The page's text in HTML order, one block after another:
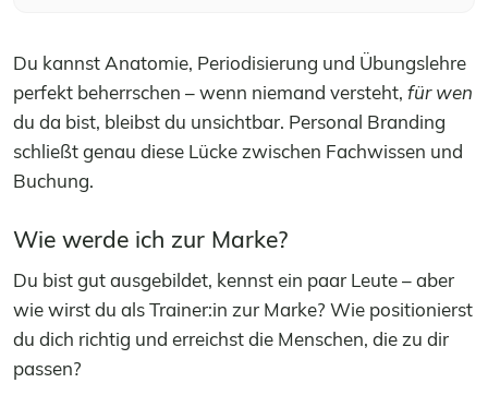
Du kannst Anatomie, Periodisierung und Übungslehre
perfekt beherrschen – wenn niemand versteht, für wen
du da bist, bleibst du unsichtbar. Personal Branding
schließt genau diese Lücke zwischen Fachwissen und
Buchung.
Wie werde ich zur Marke?
Du bist gut ausgebildet, kennst ein paar Leute – aber
wie wirst du als Trainer:in zur Marke? Wie positionierst
du dich richtig und erreichst die Menschen, die zu dir
passen?